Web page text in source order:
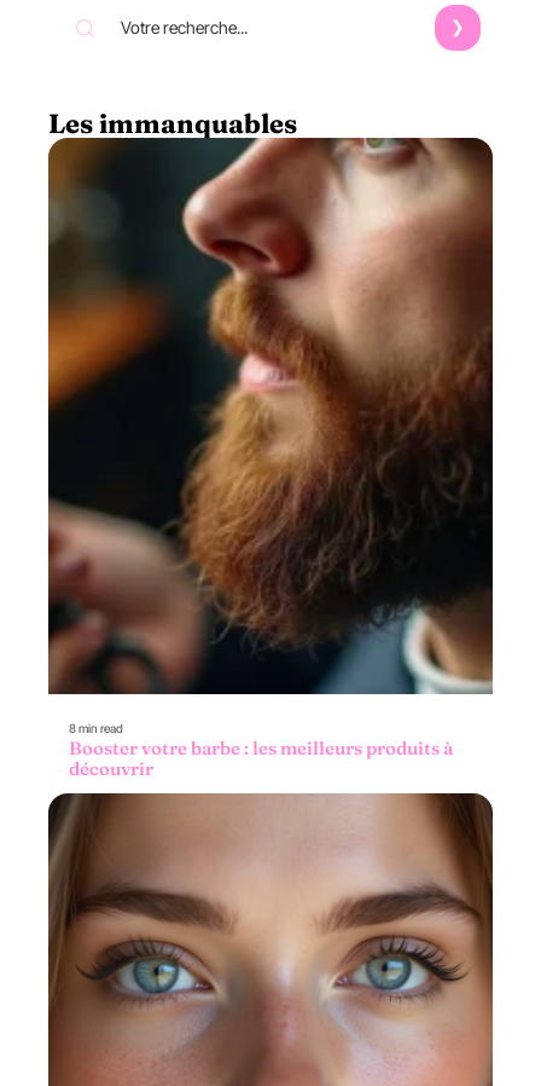
Les immanquables
8 min read
Booster votre barbe : les meilleurs produits à
découvrir